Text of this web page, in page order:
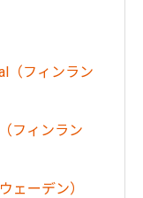
（フィンラン
フィンラン
ェーデン）